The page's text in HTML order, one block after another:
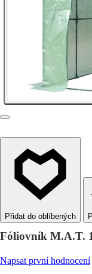
Fóliovník M.A.T.
Napsat první hodnocení